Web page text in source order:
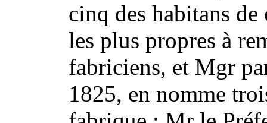
cinq des habitans
les plus propres à
fabriciens, et Mgr
1825, en nomme